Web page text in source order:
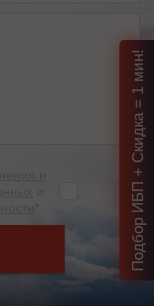
Подбор ИБП + Скидка = 1 мин!